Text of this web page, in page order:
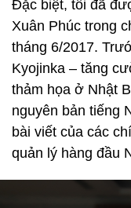
Đặc biệt, tôi đã
Xuân Phúc trong
tháng 6/2017.
Kyojinka – tăng
thảm họa ở Nhật
nguyên bản tiếng
bài viết của các
quản lý hàng đầu